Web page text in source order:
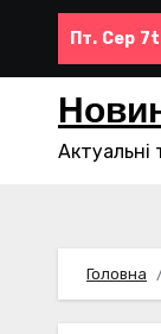
Перейти
контенту
Пт. Сер
Актуальні
Головна